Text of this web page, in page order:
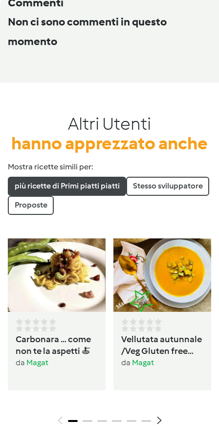
Non ci sono commenti in questo
momento
Altri Utenti
hanno apprezzato anche
Mostra ricette simili per:
più ricette di Primi piatti piatti Stesso sviluppatore
Proposte
Carbonara … come
non te la aspetti 🍝
da Magat
Vellutata autunnale
/Veg Gluten free
Lactos free
da Magat